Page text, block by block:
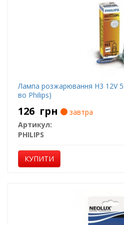
Лампа розжарювання H3 12V
во Philips)
126 грн
завтра
Артикул:
PHILIPS
КУПИТИ